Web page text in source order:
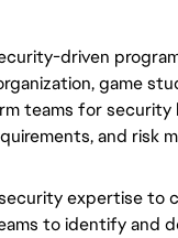
driven
game
teams for security
and risk
expertise to
to identify and